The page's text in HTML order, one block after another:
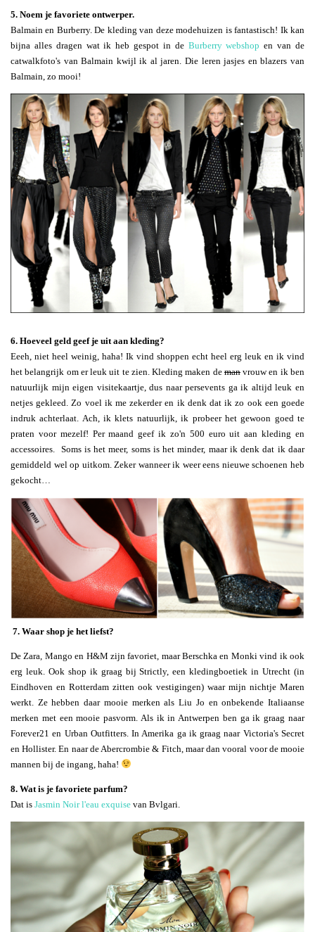
5. Noem je favoriete ontwerper.
Balmain en Burberry. De kleding van deze modehuizen is fantastisch! Ik kan
bijna alles dragen wat ik heb gespot in de Burberry webshop en van de
catwalkfoto's van Balmain kwijl ik al jaren. Die leren jasjes en blazers van
Balmain, zo mooi!
6. Hoeveel geld geef je uit aan kleding?
Eeeh, niet heel weinig, haha! Ik vind shoppen echt heel erg leuk en ik vind
het belangrijk om er leuk uit te zien. Kleding maken de manvrouw en ik ben
natuurlijk mijn eigen visitekaartje, dus naar persevents ga ik altijd leuk en
netjes gekleed. Zo voel ik me zekerder en ik denk dat ik zo ook een goede
indruk achterlaat. Ach, ik klets natuurlijk, ik probeer het gewoon goed te
praten voor mezelf! Per maand geef ik zo'n 500 euro uit aan kleding en
accessoires. Soms is het meer, soms is het minder, maar ik denk dat ik daar
gemiddeld wel op uitkom. Zeker wanneer ik weer eens nieuwe schoenen heb
gekocht…
7. Waar shop je het liefst?
De Zara, Mango en H&M zijn favoriet, maar Berschka en Monki vind ik ook
erg leuk. Ook shop ik graag bij Strictly, een kledingboetiek in Utrecht (in
Eindhoven en Rotterdam zitten ook vestigingen) waar mijn nichtje Maren
werkt. Ze hebben daar mooie merken als Liu Jo en onbekende Italiaanse
merken met een mooie pasvorm. Als ik in Antwerpen ben ga ik graag naar
Forever21 en Urban Outfitters. In Amerika ga ik graag naar Victoria's Secret
en Hollister. En naar de Abercrombie & Fitch, maar dan vooral voor de mooie
mannen bij de ingang, haha!
8. Wat is je favoriete parfum?
Dat is Jasmin Noir l'eau exquise van Bvlgari.